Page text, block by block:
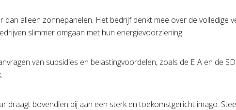
alleen zonnepanelen. Het bedrijf denkt mee over de volledige
slimmer omgaan met hun energievoorziening.
van subsidies en belastingvoordelen, zoals de EIA en de
draagt bovendien bij aan een sterk en toekomstgericht imago.